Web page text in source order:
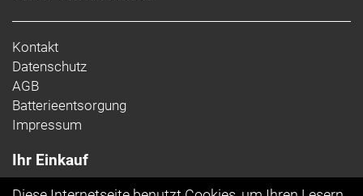
Kontakt
Datenschutz
AGB
Batterieentsorgung
Impressum
Ihr Einkauf